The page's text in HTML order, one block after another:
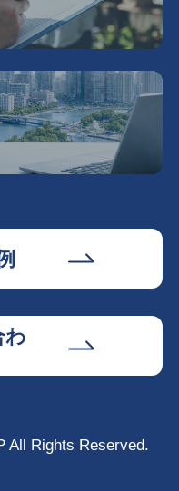
わ
All Rights Reserved.